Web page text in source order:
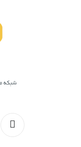
شبکه